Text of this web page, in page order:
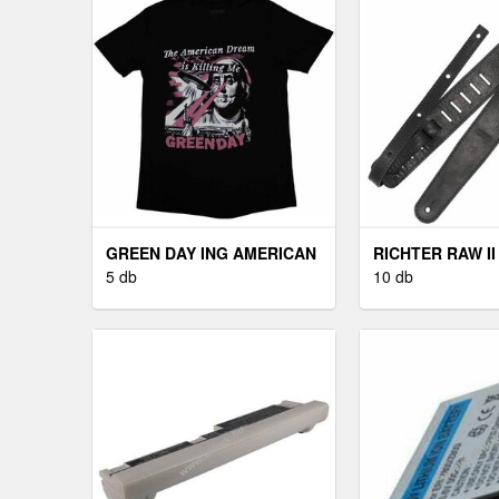
GREEN DAY ING AMERICAN
DREAM UNISEX BLACK M
5 db
RICHTER RAW
BŐR GITÁR
10 db